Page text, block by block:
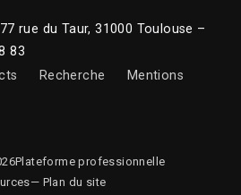
77 rue du Taur, 31000 Toulouse –
83
Recherche
Mentions
Plateforme professionnelle
— Plan du site